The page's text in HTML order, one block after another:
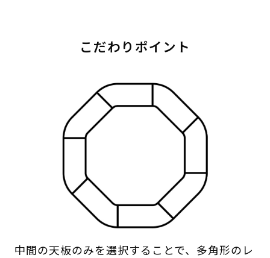
こだわりポイント
中間の天板のみを選択することで、多角形のレ